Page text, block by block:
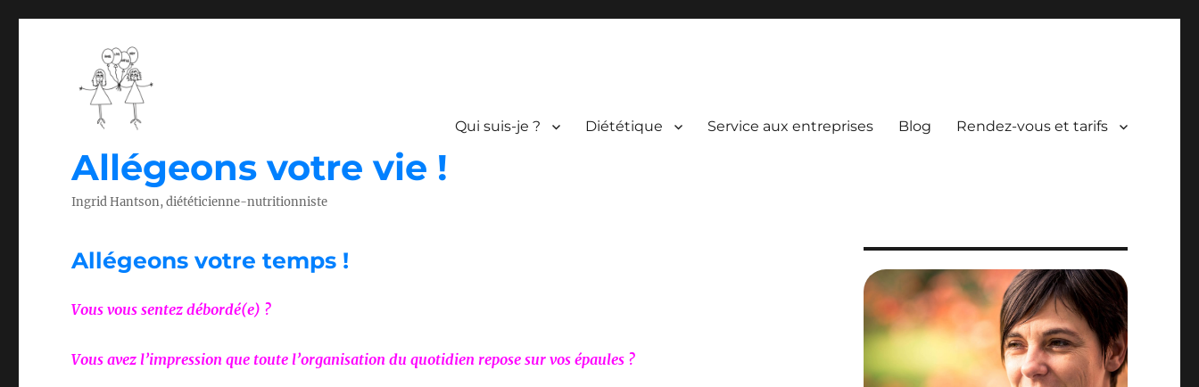
Allégeons votre vie !
Ingrid Hantson, diététicienne-nutritionniste
Qui suis-je ? Diététique Service aux entreprises Blog Rendez-vous et tarifs
Allégeons votre temps !
Vous vous sentez débordé(e) ?
Vous avez l’impression que toute l’organisation du quotidien repose sur vos épaules ?